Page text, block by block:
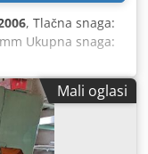
, Tlačna snaga:
Ukupna snaga:
Aikek Oprema: -
Mali oglasi